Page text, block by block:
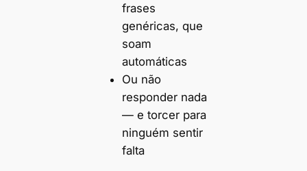
frases
genéricas, que
soam
automáticas
Ou não
responder nada
— e torcer para
ninguém sentir
falta